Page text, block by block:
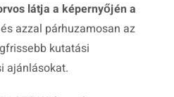
látja a képernyőjén a
azzal párhuzamosan az
kutatási
ajánlásokat.